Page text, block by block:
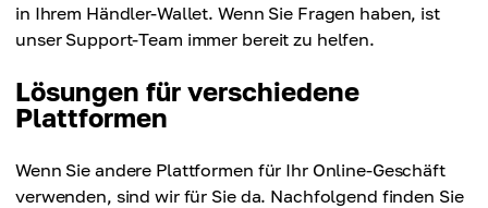
in Ihrem Händler-Wallet. Wenn Sie Fragen haben, ist
unser Support-Team immer bereit zu helfen.
Lösungen für verschiedene
Plattformen
Wenn Sie andere Plattformen für Ihr Online-Geschäft
verwenden, sind wir für Sie da. Nachfolgend finden Sie